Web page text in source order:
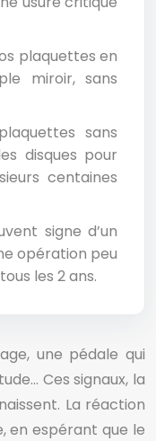
plaquettes en
miroir, sans
sans
disques pour
centaines
signe d’un
opération peu
les 2 ans.
une pédale qui
Ces signaux, la
La réaction
en espérant que le